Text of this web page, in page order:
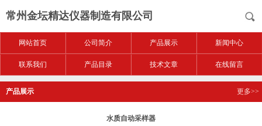
常州金坛精达仪器制造有限公司
网站首页 公司简介 产品展示 新闻中心
联系我们 产品目录 技术文章 在线留言
产品展示 更多>>
水质自动采样器